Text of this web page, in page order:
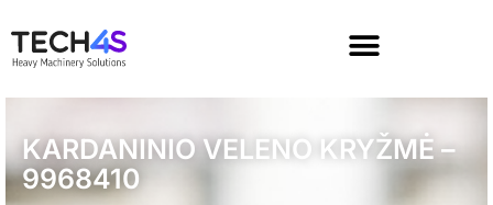
KARDANINIO VELENO KRYŽMĖ –
9968410